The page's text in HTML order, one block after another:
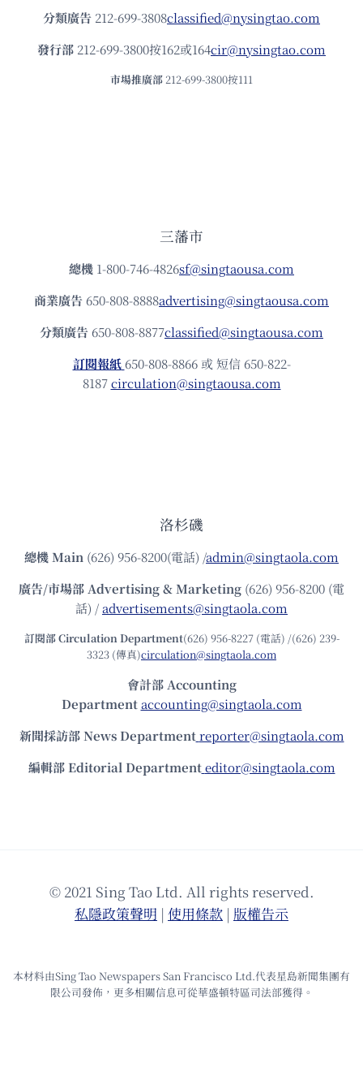
分類廣告 212-699-3808classified@nysingtao.com
發⾏部 212-699-3800按162或164cir@nysingtao.com
市場推廣部 212-699-3800按111
三藩市
總機 1-800-746-4826sf@singtaousa.com
商業廣告 650-808-8888advertising@singtaousa.com
分類廣告 650-808-8877classified@singtaousa.com
訂閱報紙 650-808-8866 或 短信 650-822-
8187circulation@singtaousa.com
洛杉磯
總機Main (626) 956-8200(電話) /admin@singtaola.com
廣告/市場部Advertising & Marketing (626) 956-8200 (電
話) /advertisements@singtaola.com
訂閱部 Circulation Department(626) 956-8227 (電話) /(626) 239-
3323 (傳真)circulation@singtaola.com
會計部 Accounting
Department accounting@singtaola.com
新聞採訪部 News Department reporter@singtaola.com
編輯部 Editorial Department editor@singtaola.com
© 2021 Sing Tao Ltd. All rights reserved.
私隱政策聲明 | 使⽤條款 | 版權告⽰
本材料由Sing Tao Newspapers San Francisco Ltd.代表星島新聞集團有
限公司發佈，更多相關信息可從華盛頓特區司法部獲得。